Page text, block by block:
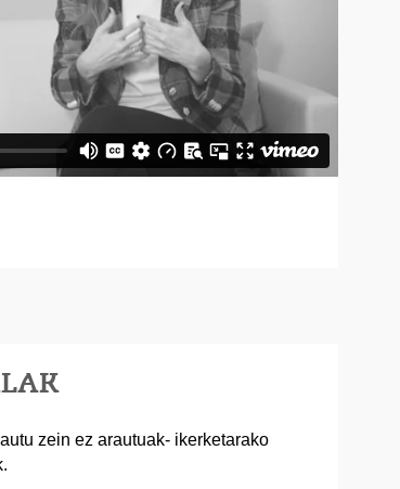
zein ez arautuak- ikerketarako